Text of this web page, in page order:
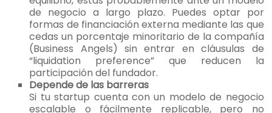
de negocio a largo plazo. Puedes optar por
formas de financiación externa mediante las que
cedas un porcentaje minoritario de la compañía
(Business Angels) sin entrar en cláusulas de
“liquidation preference” que reducen la
participación del fundador.
Depende de las barreras
Si tu startup cuenta con un modelo de negocio
escalable o fácilmente replicable, pero no